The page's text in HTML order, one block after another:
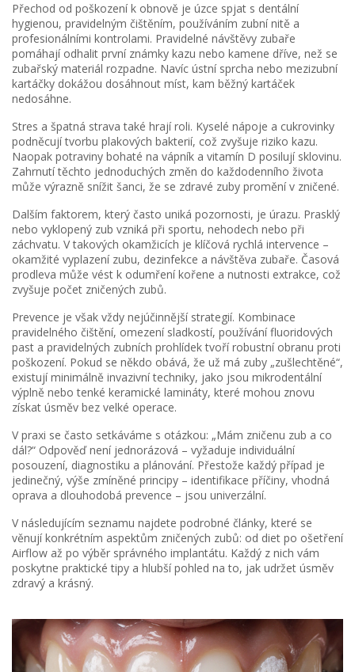
Přechod od poškození k obnově je úzce spjat s dentální
hygienou, pravidelným čištěním, používáním zubní nitě a
profesionálními kontrolami. Pravidelné návštěvy zubaře
pomáhají odhalit první známky kazu nebo kamene dříve, než se
zubařský materiál rozpadne. Navíc ústní sprcha nebo mezizubní
kartáčky dokážou dosáhnout míst, kam běžný kartáček
nedosáhne.
Stres a špatná strava také hrají roli. Kyselé nápoje a cukrovinky
podněcují tvorbu plakových bakterií, což zvyšuje riziko kazu.
Naopak potraviny bohaté na vápník a vitamín D posilují sklovinu.
Zahrnutí těchto jednoduchých změn do každodenního života
může výrazně snížit šanci, že se zdravé zuby promění v zničené.
Dalším faktorem, který často uniká pozornosti, je úrazu. Prasklý
nebo vyklopený zub vzniká při sportu, nehodech nebo při
záchvatu. V takových okamžicích je klíčová rychlá intervence –
okamžité vyplazení zubu, dezinfekce a návštěva zubaře. Časová
prodleva může vést k odumření kořene a nutnosti extrakce, což
zvyšuje počet zničených zubů.
Prevence je však vždy nejúčinnější strategií. Kombinace
pravidelného čištění, omezení sladkostí, používání fluoridových
past a pravidelných zubních prohlídek tvoří robustní obranu proti
poškození. Pokud se někdo obává, že už má zuby „zušlechtěné“,
existují minimálně invazivní techniky, jako jsou mikrodentální
výplně nebo tenké keramické lamináty, které mohou znovu
získat úsměv bez velké operace.
V praxi se často setkáváme s otázkou: „Mám zničenu zub a co
dál?“ Odpověď není jednorázová – vyžaduje individuální
posouzení, diagnostiku a plánování. Přestože každý případ je
jedinečný, výše zmíněné principy – identifikace příčiny, vhodná
oprava a dlouhodobá prevence – jsou univerzální.
V následujícím seznamu najdete podrobné články, které se
věnují konkrétním aspektům zničených zubů: od diet po ošetření
Airflow až po výběr správného implantátu. Každý z nich vám
poskytne praktické tipy a hlubší pohled na to, jak udržet úsměv
zdravý a krásný.